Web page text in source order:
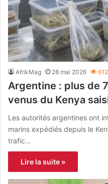
AfrikMag 28 mai 2026 612
Argentine : plus de
venus du Kenya
Les autorités argentines ont
marins expédiés depuis le
trafic…
Lire la suite »